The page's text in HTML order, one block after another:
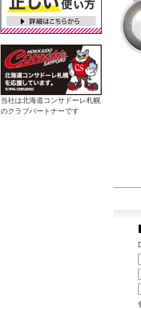
当社は北海道コンサドーレ札幌
のクラブパートナーです